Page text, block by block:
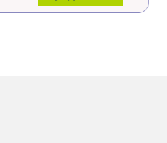
продолжайте пользоваться
не хотите, чтобы Ваши данные